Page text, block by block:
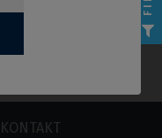
KONTAKT